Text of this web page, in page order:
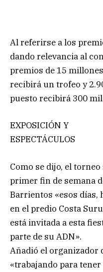
Al referirse a los
dando relevancia al
premios de 15
recibirá un trofeo y
puesto recibirá 300
EXPOSICIÓN Y
ESPECTÁCULOS
Como se dijo, el
primer fin de semana
Barrientos «esos días,
en el predio Costa
está invitada a esta
parte de su ADN».
Añadió el organizador
«trabajando para